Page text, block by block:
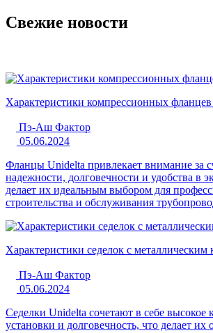
Свежие новости
Характеристики компрессионных
Пэ-Аш Фактор
05.06.2024
Фланцы Unidelta привлекает внимание за
надежности, долговечности и удобства в
делает их идеальным выбором для
строительства и обслуживания
Характеристики седелок с металлическим
Пэ-Аш Фактор
05.06.2024
Седелки Unidelta сочетают в себе высокое
установки и долговечность, что делает